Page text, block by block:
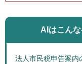
AIはこん
法人市民税申告案内